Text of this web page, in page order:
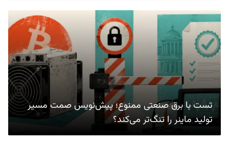
تست با برق صنعتی ممنوع؛ پیش‌نویس صمت مسیر
تولید ماینر را تنگ‌تر می‌کند؟